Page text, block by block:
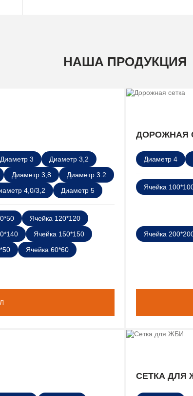
НАША ПРОДУКЦИЯ
Диаметр 3
Диаметр 3,2
Диаметр 3,8
Диаметр 3.2
4,0/3,2 Диаметр 5
Ячейка 120*120
Ячейка 150*150
Ячейка 60*60
ДОРОЖНАЯ
Диаметр 4
Ячейка
Ячейка
СЕТКА ДЛЯ